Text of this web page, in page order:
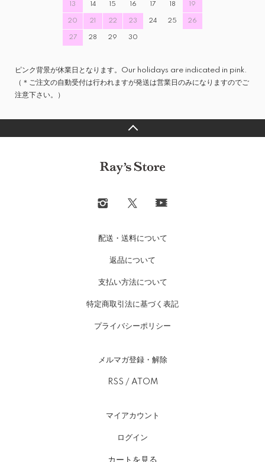
13 14 15 16 17 18 19
20 21 22 23 24 25 26
27 28 29 30
ピンク背景が休業日となります。Our holidays are indicated in pink.
（＊ご注文の自動受付は行われますが発送は営業日のみになりますのでご
注意下さい。）
配送・送料について
返品について
支払い方法について
特定商取引法に基づく表記
プライバシーポリシー
メルマガ登録・解除
RSS / ATOM
マイアカウント
ログイン
カートを見る